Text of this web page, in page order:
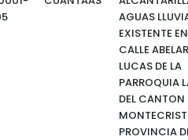
AGUAS
EXISTENTE
CALLE
LUCAS DE LA
PARROQUIA
DEL CANTON
PROVINCIA